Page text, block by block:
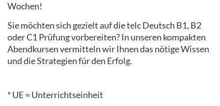
Wochen!
Sie möchten sich gezielt auf die telc Deutsch B1, B2
oder C1 Prüfung vorbereiten? In unseren kompakten
Abendkursen vermitteln wir Ihnen das nötige Wissen
und die Strategien für den Erfolg.
* UE = Unterrichtseinheit